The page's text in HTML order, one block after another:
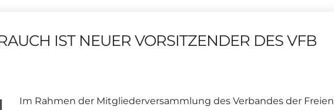
IST NEUER VORSITZENDER DES VFB
Im Rahmen der Mitgliederversammlung des Verbandes der Freien